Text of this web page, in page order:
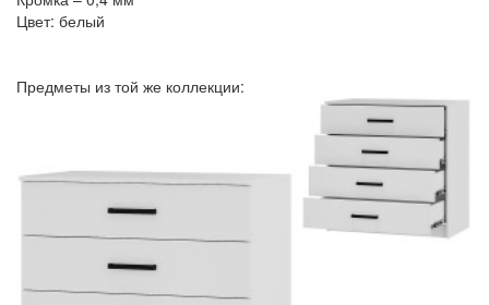
Цвет: белый
Предметы из той же коллекции: